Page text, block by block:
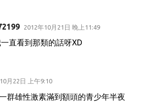
2012年10月21日 晚上11:49
直看到那類的話呀XD
月22日 上午9:10
群雄性激素滿到額頭的青少年半夜